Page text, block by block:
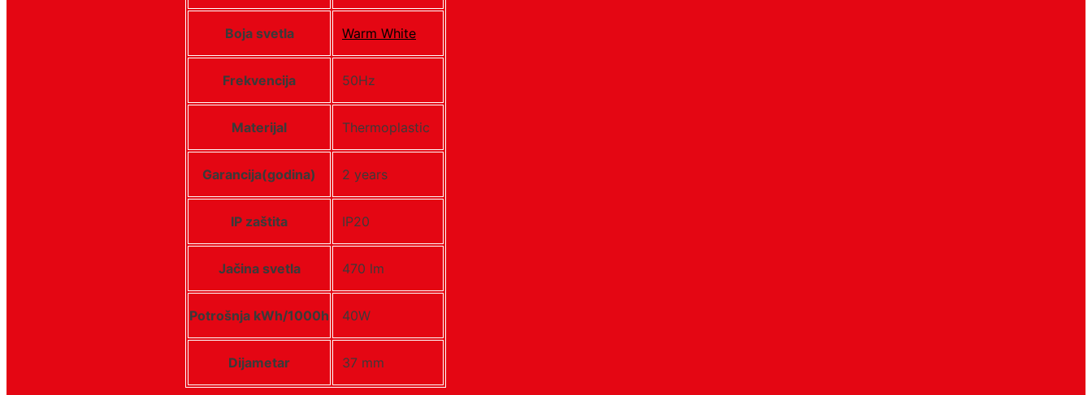
Boja svetla Warm White
Frekvencija 50Hz
Materijal Thermoplastic
Garancija(godina) 2 years
IP zaštita IP20
Jačina svetla 470 lm
Potrošnja kWh/1000h 40W
Dijametar 37 mm